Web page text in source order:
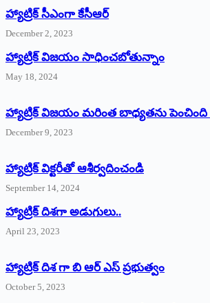
హ్యాట్రిక్‌ ‌సీఎంగా కేసీఆర్‌
December 2, 2023
హ్యాట్రిక్‌ విజయం సాధించబోతున్నాం
May 18, 2024
హ్యాట్రిక్ విజయం మరింత బాధ్యతను పెంచింది
December 9, 2023
హ్యాట్రిక్‌ ‌విక్టరీతో ఆశీర్వదించండి
September 14, 2024
‌హ్యాట్రిక్‌ ‌దిశగా అడుగులు..
April 23, 2023
హ్యాట్రిక్ దిశ గా బి ఆర్ ఎస్ ప్రభుత్వం
October 5, 2023